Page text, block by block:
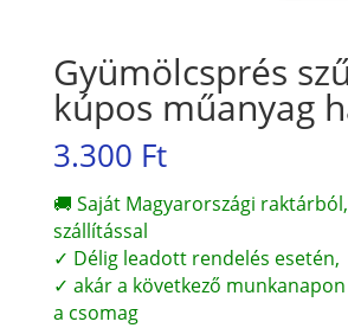
Gyümölcsprés
kúpos műanyag
3.300 Ft
🚚 Saját Magyarországi
szállítással
✓ Délig leadott rendelés esetén,
✓ akár a következő
a csomag